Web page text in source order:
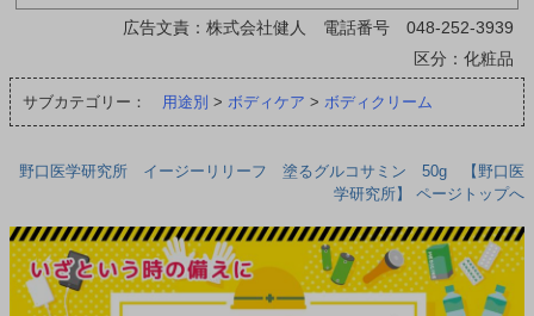
広告文責：株式会社健人 電話番号 048-252-3939
区分：化粧品
サブカテゴリー： 用途別 > ボディケア > ボディクリーム
野口医学研究所 イージーリリーフ 塗るグルコサミン 50g 【野口医
学研究所】 ページトップへ